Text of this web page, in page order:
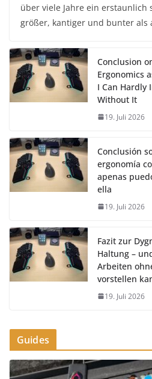
über viele Jahre ein erstaunlich
größer, kantiger und bunter als
Conclusion
Ergonomics
I Can Hardly
Without It
19. Juli 2026
Conclusión
ergonomía
apenas
ella
19. Juli 2026
Fazit zur
Haltung –
Arbeiten
vorstellen
19. Juli 2026
Guides